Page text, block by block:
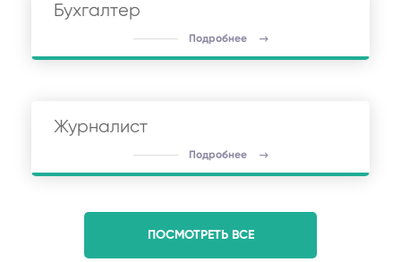
Бухгалтер
Подробнее
Журналист
Подробнее
ПОСМОТРЕТЬ ВСЕ